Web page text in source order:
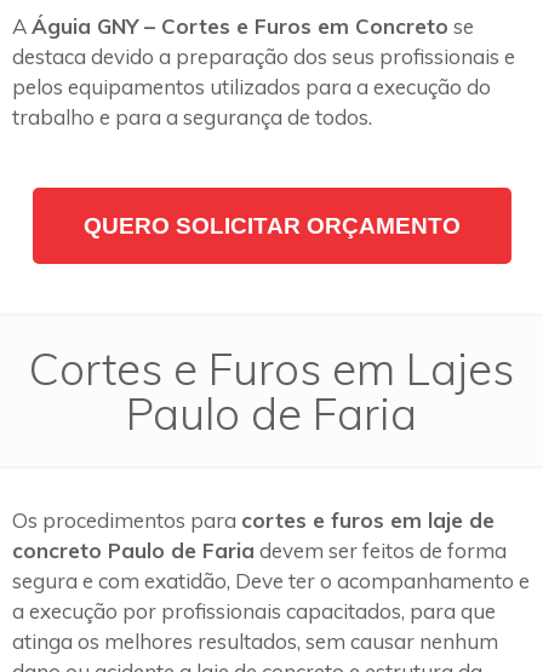
AÁguia GNY – Cortes e Furos em Concreto se
destaca devido a preparação dos seus profissionais e
pelos equipamentos utilizados para a execução do
trabalho e para a segurança de todos.
QUERO SOLICITAR ORÇAMENTO
Cortes e Furos em Lajes
Paulo de Faria
Os procedimentos para cortes e furos em laje de
concreto Paulo de Faria devem ser feitos de forma
segura e com exatidão, Deve ter o acompanhamento e
a execução por profissionais capacitados, para que
atinga os melhores resultados, sem causar nenhum